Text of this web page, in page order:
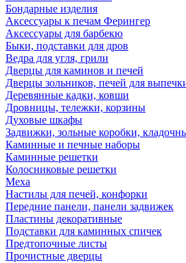
Бондарные изделия
Аксессуары к печам Ферингер
Аксессуары для барбекю
Быки, подставки для дров
Ведра для угля, грили
Дверцы для каминов и печей
Дверцы зольников, печей для
Деревянные кадки, ковши
Дровницы, тележки, корзины
Духовые шкафы
Задвижки, зольные коробки,
Каминные и печные наборы
Каминные решетки
Колосниковые решетки
Меха
Настилы для печей, конфорки
Передние панели, панели задвижек
Пластины декоративные
Подставки для каминных спичек
Предтопочные листы
Прочистные дверцы